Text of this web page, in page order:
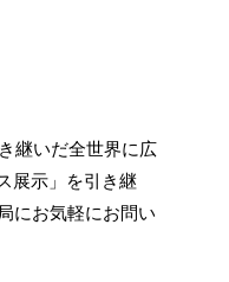
継いだ全世界に広
展示」を引き継
にお気軽にお問い